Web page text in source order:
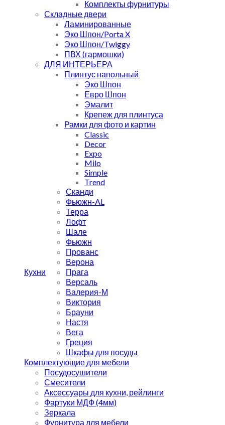
Комплекты фурнитуры
Складные двери
Ламинированные
Эко Шпон/Porta X
Эко Шпон/Twiggy
ПВХ (гармошки)
ДЛЯ ИНТЕРЬЕРА
Плинтус напольный
Эко Шпон
Евро Шпон
Эмалит
Крепеж для плинтуса
Рамки для фото и картин
Classic
Decor
Expo
Milo
Simple
Trend
Кухни
Сканди
Фьюжн-AL
Терра
Лофт
Шале
Фьюжн
Прованс
Верона
Прага
Версаль
Валерия-М
Виктория
Брауни
Настя
Вега
Греция
Шкафы для посуды
Комплектующие для мебели
Посудосушители
Смесители
Аксессуары для кухни, рейлинги
Фартуки МДФ (4мм)
Зеркала
Фурнитура для мебели